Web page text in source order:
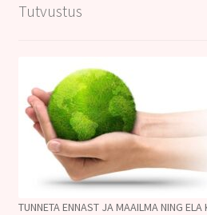
Tutvustus
TUNNETA ENNAST JA